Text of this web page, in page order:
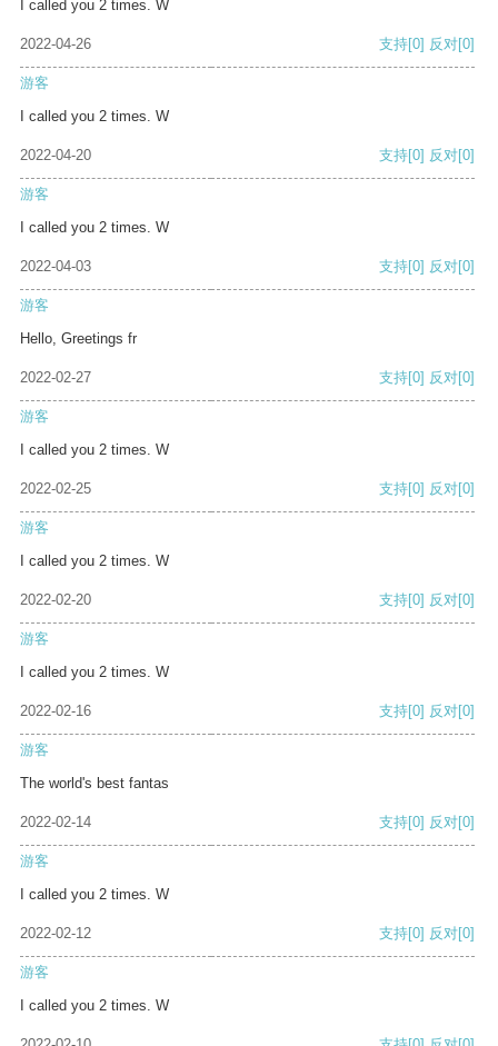
I called you 2 times. W
2022-04-26 支持[0] 反对[0]
游客
I called you 2 times. W
2022-04-20 支持[0] 反对[0]
游客
I called you 2 times. W
2022-04-03 支持[0] 反对[0]
游客
Hello, Greetings fr
2022-02-27 支持[0] 反对[0]
游客
I called you 2 times. W
2022-02-25 支持[0] 反对[0]
游客
I called you 2 times. W
2022-02-20 支持[0] 反对[0]
游客
I called you 2 times. W
2022-02-16 支持[0] 反对[0]
游客
The world's best fantas
2022-02-14 支持[0] 反对[0]
游客
I called you 2 times. W
2022-02-12 支持[0] 反对[0]
游客
I called you 2 times. W